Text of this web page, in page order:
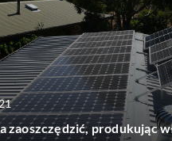
zaoszczędzić, produkując